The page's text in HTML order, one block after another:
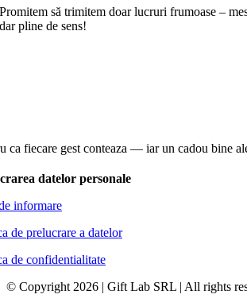
Promitem să trimitem doar lucruri frumoase –
dar pline de sens!
ca fiecare gest conteaza — iar un cadou bine
datelor personale
informare
de prelucrare a datelor
de confidentialitate
© Copyright 2026 | Gift Lab SRL | All rights